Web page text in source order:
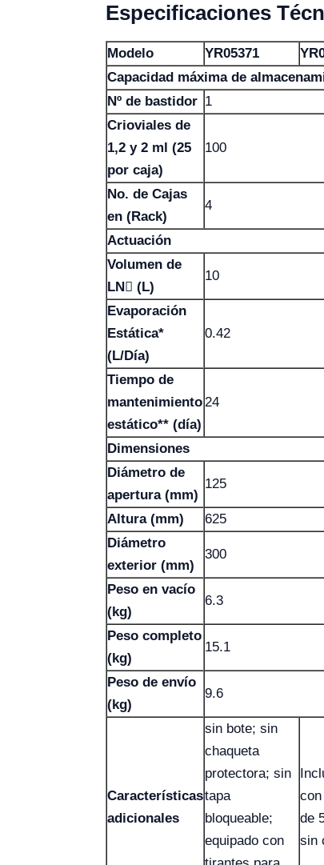
Especificaciones
Modelo YR05371
Capacidad máxima de
Nº de bastidor 1
Crioviales de
1,2 y 2 ml (25
por caja)
100
No. de Cajas
en (Rack)
4
Actuación
Volumen de
LN (L)
10
Evaporación
Estática*
(L/Día)
0.42
Tiempo de
mantenimiento
estático** (día)
24
Dimensiones
Diámetro de
apertura (mm)
125
Altura (mm) 625
Diámetro
exterior (mm)
300
Peso en vacío
(kg)
6.3
Peso completo
(kg)
15.1
Peso de envío
(kg)
9.6
Características
adicionales
sin bote; sin
chaqueta
protectora; sin
tapa
bloqueable;
equipado con
de
sin